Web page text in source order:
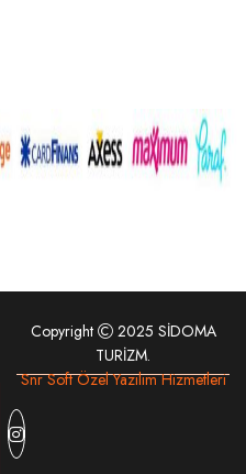
Copyright
2025 SİDOMA
TURİZM.
Snr Soft Özel Yazılım Hizmetleri